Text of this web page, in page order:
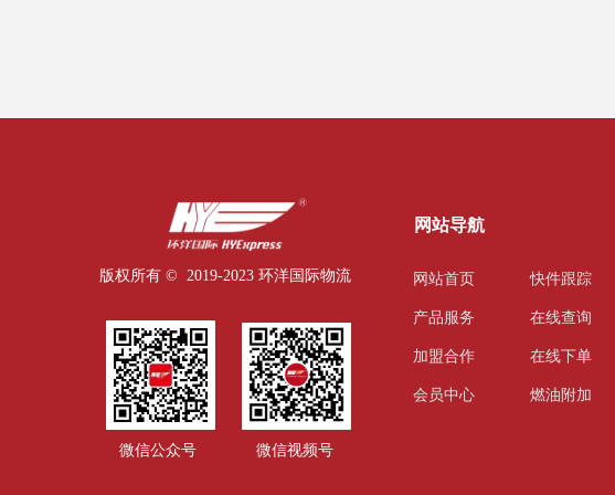
版权所有 ©  2019-2023 环洋国际物流 网站首页
产品服务
加盟合作
会员中心
网站导航
快件跟踪
在线查询
在线下单
燃油附加
微信公众号 微信视频号